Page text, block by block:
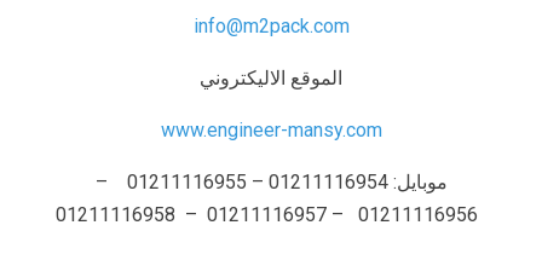
info@m2pack.com
الموقع الاليكتروني
www.engineer-mansy.com
موبايل: 01211116954 – 01211116955 –